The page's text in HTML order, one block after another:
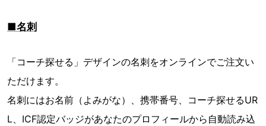
■名刺
「コーチ探せる」デザインの名刺をオンラインでご注文い
ただけます。
名刺にはお名前（よみがな）、携帯番号、コーチ探せるUR
L、ICF認定バッジがあなたのプロフィールから自動読み込